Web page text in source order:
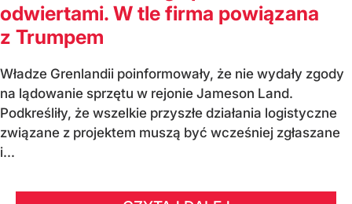
odwiertami. W tle firma powiązana
z Trumpem
Władze Grenlandii poinformowały, że nie wydały zgody
na lądowanie sprzętu w rejonie Jameson Land.
Podkreśliły, że wszelkie przyszłe działania logistyczne
związane z projektem muszą być wcześniej zgłaszane
i...